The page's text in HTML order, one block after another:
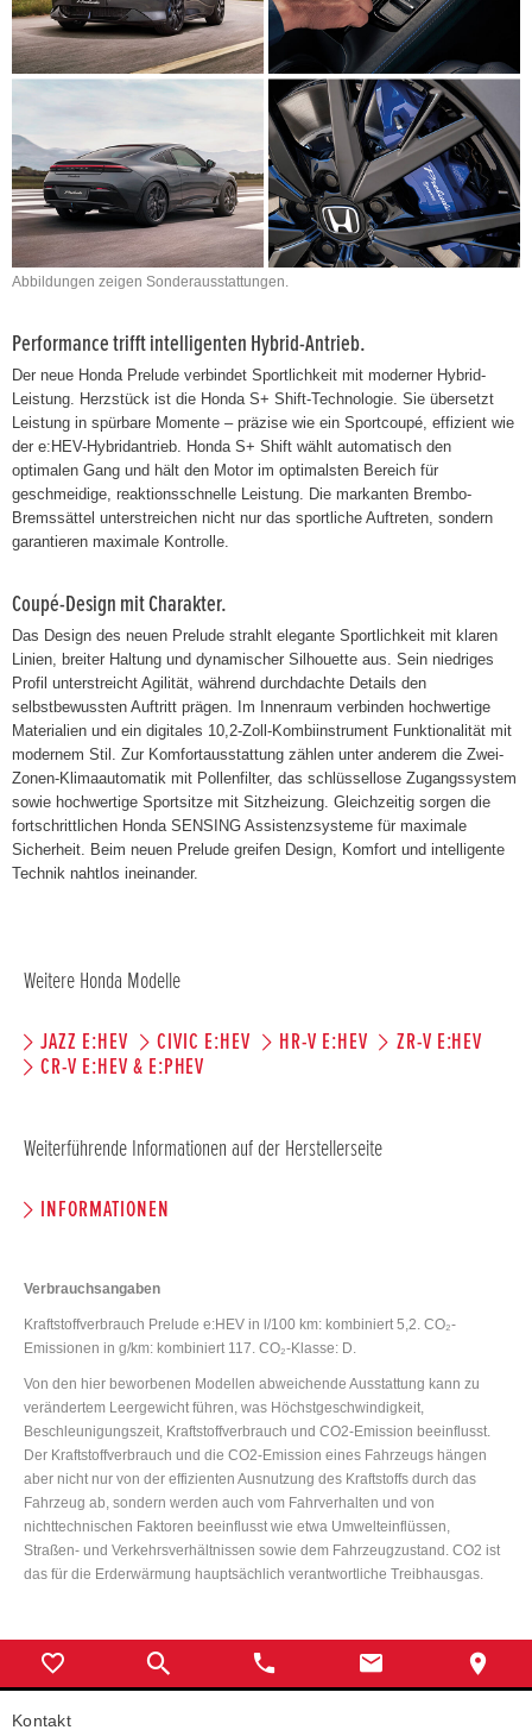
Abbildungen zeigen Sonderausstattungen.
Performance trifft intelligenten Hybrid-Antrieb.
Der neue Honda Prelude verbindet Sportlichkeit mit moderner Hybrid-
Leistung. Herzstück ist die Honda S+ Shift-Technologie. Sie übersetzt
Leistung in spürbare Momente – präzise wie ein Sportcoupé, effizient wie
der e:HEV-Hybridantrieb. Honda S+ Shift wählt automatisch den
optimalen Gang und hält den Motor im optimalsten Bereich für
geschmeidige, reaktionsschnelle Leistung. Die markanten Brembo-
Bremssättel unterstreichen nicht nur das sportliche Auftreten, sondern
garantieren maximale Kontrolle.
Coupé-Design mit Charakter.
Das Design des neuen Prelude strahlt elegante Sportlichkeit mit klaren
Linien, breiter Haltung und dynamischer Silhouette aus. Sein niedriges
Profil unterstreicht Agilität, während durchdachte Details den
selbstbewussten Auftritt prägen. Im Innenraum verbinden hochwertige
Materialien und ein digitales 10,2-Zoll-Kombiinstrument Funktionalität mit
modernem Stil. Zur Komfortausstattung zählen unter anderem die Zwei-
Zonen-Klimaautomatik mit Pollenfilter, das schlüssellose Zugangssystem
sowie hochwertige Sportsitze mit Sitzheizung. Gleichzeitig sorgen die
fortschrittlichen Honda SENSING Assistenzsysteme für maximale
Sicherheit. Beim neuen Prelude greifen Design, Komfort und intelligente
Technik nahtlos ineinander.
Weitere Honda Modelle
JAZZ E:HEV CIVIC E:HEV HR-V E:HEV
ZR-V E:HEV
CR-V E:HEV & E:PHEV
Weiterführende Informationen auf der Herstellerseite
INFORMATIONEN
Verbrauchsangaben
Kraftstoffverbrauch Prelude e:HEV in l/100 km: kombiniert 5,2. CO₂-
Emissionen in g/km: kombiniert 117. CO₂-Klasse: D.
Von den hier beworbenen Modellen abweichende Ausstattung kann zu
verändertem Leergewicht führen, was Höchstgeschwindigkeit,
Beschleunigungszeit, Kraftstoffverbrauch und CO2-Emission beeinflusst.
Der Kraftstoffverbrauch und die CO2-Emission eines Fahrzeugs hängen
aber nicht nur von der effizienten Ausnutzung des Kraftstoffs durch das
Fahrzeug ab, sondern werden auch vom Fahrverhalten und von
nichttechnischen Faktoren beeinflusst wie etwa Umwelteinflüssen,
Straßen- und Verkehrsverhältnissen sowie dem Fahrzeugzustand. CO2 ist
das für die Erderwärmung hauptsächlich verantwortliche Treibhausgas.
Kontakt